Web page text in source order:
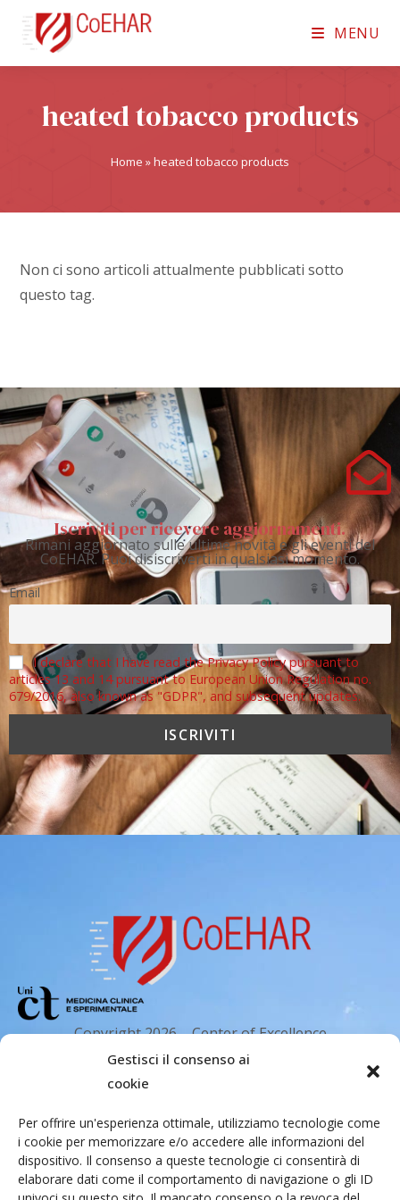
Gestisci il consenso ai
cookie
Per offrire un'esperienza ottimale, utilizziamo tecnologie come
i cookie per memorizzare e/o accedere alle informazioni del
dispositivo. Il consenso a queste tecnologie ci consentirà di
elaborare dati come il comportamento di navigazione o gli ID
MENU
heated tobacco products
Home »heated tobacco products
Non ci sono articoli attualmente pubblicati sotto
questo tag.
Iscriviti per ricevere aggiornamenti.
Rimani aggiornato sulle ultime novità e gli eventi del
CoEHAR. Puoi disiscriverti in qualsiasi momento.
Email
I declare that I have read the Privacy Policy pursuant to
articles 13 and 14 pursuant to European Union Regulation no.
679/2016, also known as "GDPR", and subsequent updates.
Copyright 2026 – Center of Excellence
for the acceleration of Harm Reduction.
Tutti i diritti riservati.
Indirizzo email